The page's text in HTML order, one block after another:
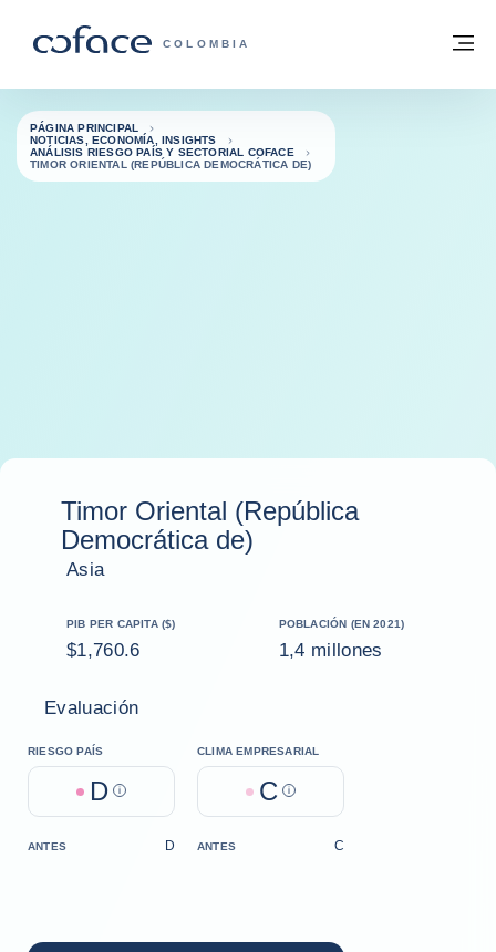
COFACE - FOR TRADE
COLOMBIA
Volver a la página principal
PÁGINA PRINCIPAL
NOTICIAS, ECONOMÍA, INSIGHTS
ANÁLISIS RIESGO PAÍS Y SECTORIAL COFACE
TIMOR ORIENTAL (REPÚBLICA DEMOCRÁTICA DE)
Timor Oriental (República
Democrática de)
Asia
PIB PER CAPITA ($)
$1,760.6
POBLACIÓN (EN 2021)
1,4 millones
Evaluación
RIESGO PAÍS
D Help
CLIMA EMPRESARIAL
C Help
ANTES D ANTES C